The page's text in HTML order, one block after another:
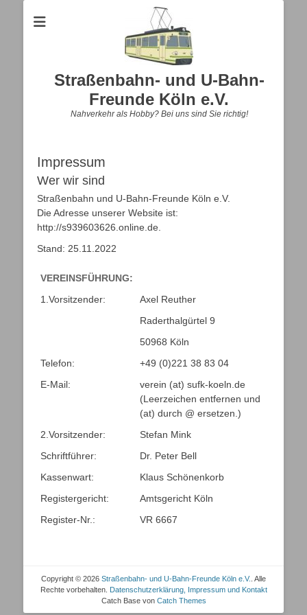
Straßenbahn- und U-Bahn-
Freunde Köln e.V.
Nahverkehr als Hobby? Bei uns sind Sie richtig!
Impressum
Wer wir sind
Straßenbahn und U-Bahn-Freunde Köln e.V.
Die Adresse unserer Website ist:
http://s939603626.online.de.
Stand: 25.11.2022
VEREINSFÜHRUNG:
VEREINSFÜHRUNG:
1.Vorsitzender:
Axel Reuther
Raderthalgürtel 9
50968 Köln
Telefon:
+49 (0)221 38 83 04
E-Mail:
verein (at) sufk-koeln.de
(Leerzeichen entfernen und
(at) durch @ ersetzen.)
2.Vorsitzender:
Stefan Mink
Schriftführer:
Dr. Peter Bell
Kassenwart:
Klaus Schönenkorb
Registergericht:
Amtsgericht Köln
Register-Nr.:
VR 6667
Copyright © 2026 Straßenbahn- und U-Bahn-Freunde Köln e.V. . Alle
Rechte vorbehalten. Datenschutzerklärung, Impressum und Kontakt
Catch Base von Catch Themes